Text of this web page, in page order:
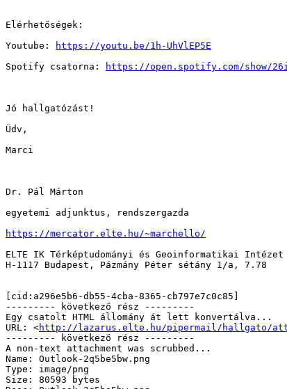
Elérhetőségek:
Youtube:
https://youtu.be/1h-UhVlEP5E
Spotify csatorna:
https://open.spotify.com/show/
Jó hallgatózást!
Üdv,
Marci
Dr. Pál Márton
egyetemi adjunktus, rendszergazda
https://mercator.elte.hu/~marchello/
ELTE IK Térképtudományi és Geoinformatikai Intézet
H-1117 Budapest, Pázmány Péter sétány 1/a, 7.78
[cid:a296e5b6-db55-4cba-8365-cb797e7c0c85]
--------- következő rész ---------
Egy csatolt HTML állomány át lett konvertálva...
URL: <http://lazarus.elte.hu/pipermail/hallgato/
--------- következő rész ---------
A non-text attachment was scrubbed...
Name: Outlook-2q5be5bw.png
Type: image/png
Size: 80593 bytes